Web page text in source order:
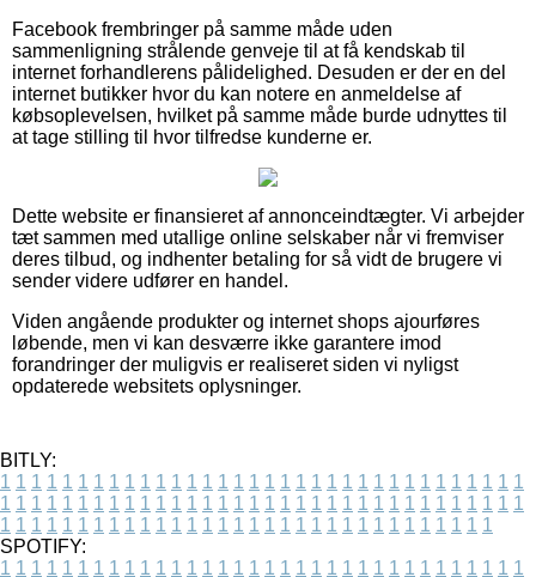
Facebook frembringer på samme måde uden
sammenligning strålende genveje til at få kendskab til
internet forhandlerens pålidelighed. Desuden er der en del
internet butikker hvor du kan notere en anmeldelse af
købsoplevelsen, hvilket på samme måde burde udnyttes til
at tage stilling til hvor tilfredse kunderne er.
Dette website er finansieret af annonceindtægter. Vi arbejder
tæt sammen med utallige online selskaber når vi fremviser
deres tilbud, og indhenter betaling for så vidt de brugere vi
sender videre udfører en handel.
Viden angående produkter og internet shops ajourføres
løbende, men vi kan desværre ikke garantere imod
forandringer der muligvis er realiseret siden vi nyligst
opdaterede websitets oplysninger.
BITLY:
1 1 1 1 1 1 1 1 1 1 1 1 1 1 1 1 1 1 1 1 1 1 1 1 1 1 1 1 1 1 1 1 1 1
1 1 1 1 1 1 1 1 1 1 1 1 1 1 1 1 1 1 1 1 1 1 1 1 1 1 1 1 1 1 1 1 1 1
1 1 1 1 1 1 1 1 1 1 1 1 1 1 1 1 1 1 1 1 1 1 1 1 1 1 1 1 1 1 1 1
SPOTIFY:
1 1 1 1 1 1 1 1 1 1 1 1 1 1 1 1 1 1 1 1 1 1 1 1 1 1 1 1 1 1 1 1 1 1